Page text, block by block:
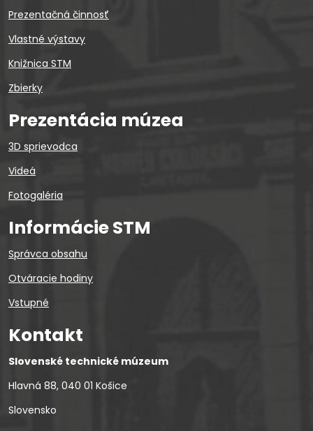
Prezentačná činnosť
Vlastné výstavy
Knižnica STM
Zbierky
Prezentácia múzea
3D sprievodca
Videá
Fotogaléria
Informácie STM
Správca obsahu
Otváracie hodiny
Vstupné
Kontakt
Slovenské technické múzeum
Hlavná 88, 040 01 Košice
Slovensko